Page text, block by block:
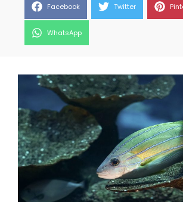
Share
on
Facebook Share
on
Twitter
on
Share
on
WhatsApp